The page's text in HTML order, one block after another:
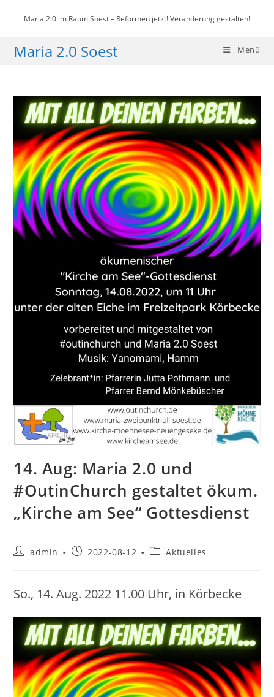
Maria 2.0 im Raum Soest – Reformen jetzt! Veränderung gestalten!
Maria 2.0 Soest Menü
14. Aug: Maria 2.0 und
#OutinChurch gestaltet ökum.
„Kirche am See“ Gottesdienst
Beitrags-
admin
Beitrag2022-08-12
Beitrags-
Aktuelles
So., 14. Aug. 2022 11.00 Uhr, in Körbecke